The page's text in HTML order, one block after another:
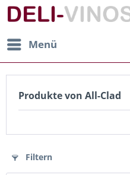
Menü
Produkte von All-Clad
Filtern